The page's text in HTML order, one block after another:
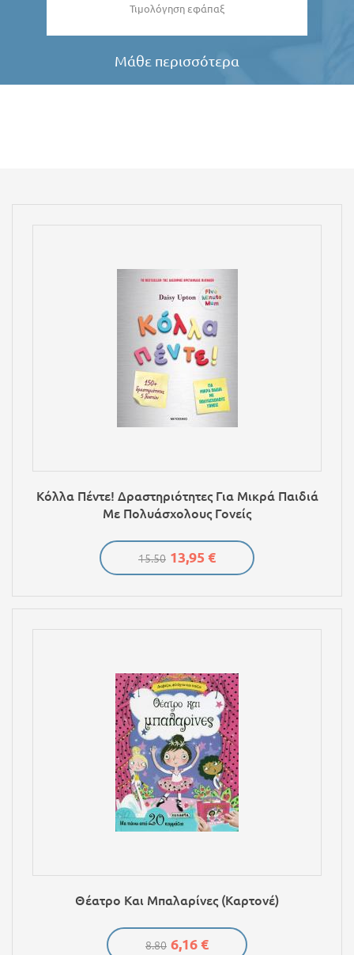
Τιμολόγηση εφάπαξ
Μάθε περισσότερα
Κόλλα Πέντε! Δραστηριότητες Για Μικρά Παιδιά
Με Πολυάσχολους Γονείς
15.50 13,95 €
Θέατρο Και Μπαλαρίνες (Καρτονέ)
8.80 6,16 €